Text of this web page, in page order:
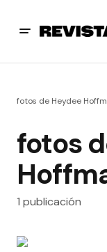
fotos de Heydee
fotos
1 publicación